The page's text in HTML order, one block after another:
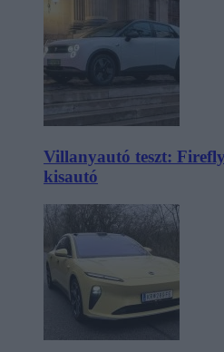
Villanyautó teszt:
kisautó